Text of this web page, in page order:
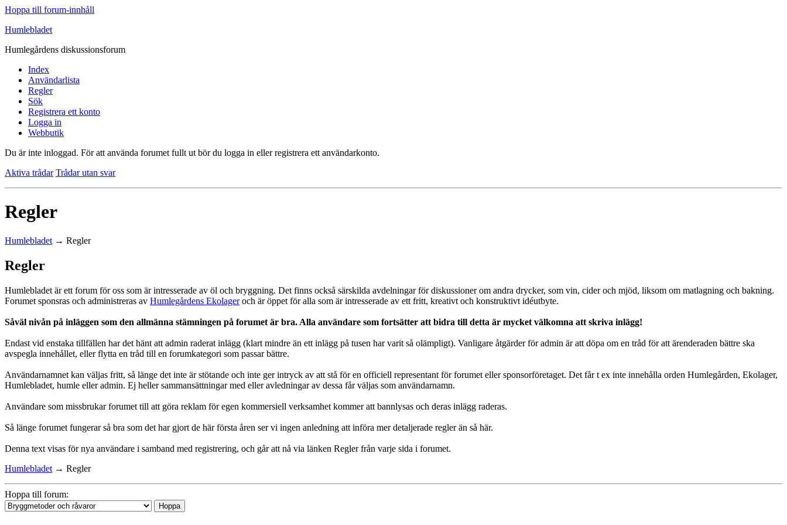
Hoppa till forum-innhåll
Humlebladet
Humlegårdens diskussionsforum
Index
Användarlista
Regler
Sök
Registrera ett konto
Logga in
Webbutik
Du är inte inloggad. För att använda forumet fullt ut bör du logga in eller registrera ett användarkonto.
Aktiva trådar Trådar utan svar
Regler
Humlebladet → Regler
Regler
Humlebladet är ett forum för oss som är intresserade av öl och bryggning. Det finns också särskilda avdelningar för diskussioner om andra drycker, som vin, cider och mjöd, liksom om matlagning och bakning.
Forumet sponsras och administreras av Humlegårdens Ekolageroch är öppet för alla som är intresserade av ett fritt, kreativt och konstruktivt idéutbyte.
Såväl nivån på inläggen som den allmänna stämningen på forumet är bra. Alla användare som fortsätter att bidra till detta är mycket välkomna att skriva inlägg!
Endast vid enstaka tillfällen har det hänt att admin raderat inlägg (klart mindre än ett inlägg på tusen har varit så olämpligt). Vanligare åtgärder för admin är att döpa om en tråd för att ärenderaden bättre ska
avspegla innehållet, eller flytta en tråd till en forumkategori som passar bättre.
Användarnamnet kan väljas fritt, så länge det inte är stötande och inte ger intryck av att stå för en officiell representant för forumet eller sponsorföretaget. Det får t ex inte innehålla orden Humlegården, Ekolager,
Humlebladet, humle eller admin. Ej heller sammansättningar med eller avledningar av dessa får väljas som användarnamn.
Användare som missbrukar forumet till att göra reklam för egen kommersiell verksamhet kommer att bannlysas och deras inlägg raderas.
Så länge forumet fungerar så bra som det har gjort de här första åren ser vi ingen anledning att införa mer detaljerade regler än så här.
Denna text visas för nya användare i samband med registrering, och går att nå via länken Regler från varje sida i forumet.
Humlebladet → Regler
Hoppa till forum: